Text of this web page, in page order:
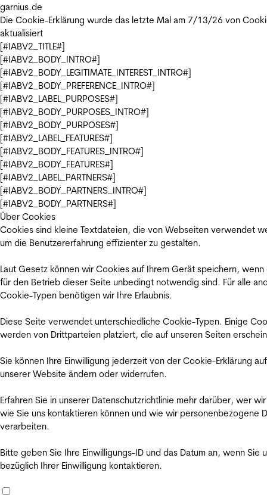
garnius.de
Die Cookie-Erklärung wurde das letzte Mal am 7/13/26 von
aktualisiert
[#IABV2_TITLE#]
[#IABV2_BODY_INTRO#]
[#IABV2_BODY_LEGITIMATE_INTEREST_INTRO#]
[#IABV2_BODY_PREFERENCE_INTRO#]
[#IABV2_LABEL_PURPOSES#]
[#IABV2_BODY_PURPOSES_INTRO#]
[#IABV2_BODY_PURPOSES#]
[#IABV2_LABEL_FEATURES#]
[#IABV2_BODY_FEATURES_INTRO#]
[#IABV2_BODY_FEATURES#]
[#IABV2_LABEL_PARTNERS#]
[#IABV2_BODY_PARTNERS_INTRO#]
[#IABV2_BODY_PARTNERS#]
Über Cookies
Cookies sind kleine Textdateien, die von Webseiten verwendet
um die Benutzererfahrung effizienter zu gestalten.
Laut Gesetz können wir Cookies auf Ihrem Gerät speichern, wenn
für den Betrieb dieser Seite unbedingt notwendig sind. Für alle
Cookie-Typen benötigen wir Ihre Erlaubnis.
Diese Seite verwendet unterschiedliche Cookie-Typen. Einige
werden von Drittparteien platziert, die auf unseren Seiten
Sie können Ihre Einwilligung jederzeit von der Cookie-Erklärung auf
unserer Website ändern oder widerrufen.
Erfahren Sie in unserer Datenschutzrichtlinie mehr darüber, wer
wie Sie uns kontaktieren können und wie wir personenbezogene
verarbeiten.
Bitte geben Sie Ihre Einwilligungs-ID und das Datum an, wenn Sie
bezüglich Ihrer Einwilligung kontaktieren.